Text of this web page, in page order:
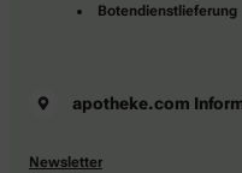
Botendienstlieferung
apotheke.com
Newsletter